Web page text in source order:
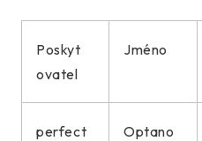
Poskyt
ovatel
Jméno
perfect
Optano